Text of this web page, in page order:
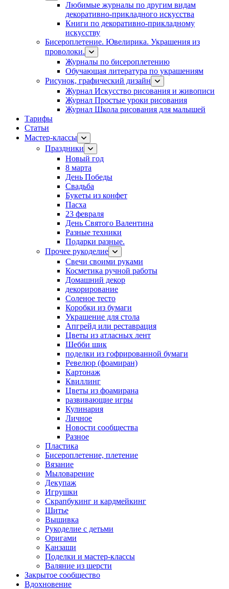
Любимые журналы по другим видам
декоративно-прикладного искусства
Книги по декоративно-прикладному
искусству
Бисероплетение. Ювелирика. Украшения из
проволоки.
Журналы по бисероплетению
Обучающая литература по украшениям
Рисунок, графический дизайн
Журнал Искусство рисования и живописи
Журнал Простые уроки рисования
Журнал Школа рисования для малышей
Тарифы
Статьи
Мастер-классы
Праздники
Новый год
8 марта
День Победы
Свадьба
Букеты из конфет
Пасха
23 февраля
День Святого Валентина
Разные техники
Подарки разные.
Прочее рукоделие
Свечи своими руками
Косметика ручной работы
Домашний декор
декорирование
Соленое тесто
Коробки из бумаги
Украшение для стола
Апгрейд или реставрация
Цветы из атласных лент
Шебби шик
поделки из гофрированной бумаги
Ревелюр (фоамиран)
Картонаж
Квиллинг
Цветы из фоамирана
развивающие игры
Кулинария
Личное
Новости сообщества
Разное
Пластика
Бисероплетение, плетение
Вязание
Мыловарение
Декупаж
Игрушки
Скрапбукинг и кардмейкинг
Шитье
Вышивка
Рукоделие с детьми
Оригами
Канзаши
Поделки и мастер-классы
Валяние из шерсти
Закрытое сообщество
Вдохновение